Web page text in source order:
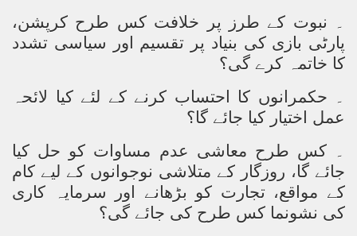
۔ نبوت کے طرز پر خلافت کس طرح کرپشن،
پارٹی بازی کی بنیاد پر تقسیم اور سیاسی تشدد
کا خاتمہ کرے گی؟
۔ حکمرانوں کا احتساب کرنے کے لئے کیا لائحہ
عمل اختیار کیا جائے گا؟
۔ کس طرح معاشی عدم مساوات کو حل کیا
جائے گا، روزگار کے متلاشی نوجوانوں کے لیے کام
کے مواقع، تجارت کو بڑھانے اور سرمایہ کاری
کی نشونما کس طرح کی جائے گی؟